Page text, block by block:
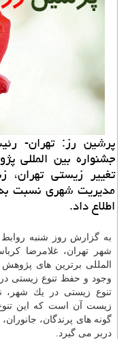
پرشین رز: تهران-
جشنواره بین المللی
تغییر زیستی
مدیریت شهری نسبت
اطلاع داد.
به گزارش روز شنبه
شهر تهران، غلامرضا
المللی برترین های
وجود و حفظ تنوع زیستی
تنوع زیستی در یك شهر،
زیست آن است كه این
گونه های پرندگان،
دربر می گیرد.